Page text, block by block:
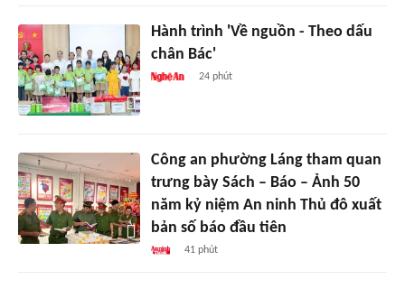
Hành trình 'Về nguồn - Theo dấu
chân Bác'
24 phút
Công an phường Láng tham quan
trưng bày Sách – Báo – Ảnh 50
năm kỷ niệm An ninh Thủ đô xuất
bản số báo đầu tiên
41 phút